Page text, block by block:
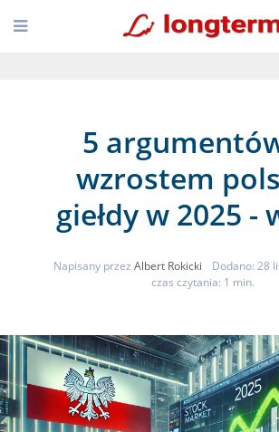
5
wzrostem
giełdy w 2025 -
Napisany przez Albert Rokicki Dodano: 28
czas czytania: 1 min.